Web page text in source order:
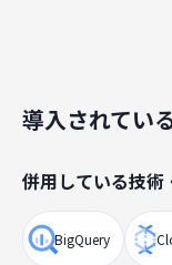
導入されてい
併用している技術
BigQuery